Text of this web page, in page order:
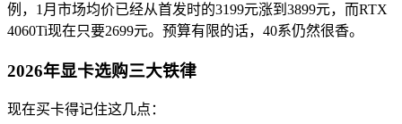
例，1月市场均价已经从首发时的3199元涨到3899元，而RTX
4060Ti现在只要2699元。预算有限的话，40系仍然很香。
2026年显卡选购三大铁律
现在买卡得记住这几点：